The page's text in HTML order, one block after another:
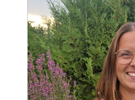
Dunstan Babysprache